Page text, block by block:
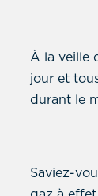
À la veille
jour et
durant le
Saviez-